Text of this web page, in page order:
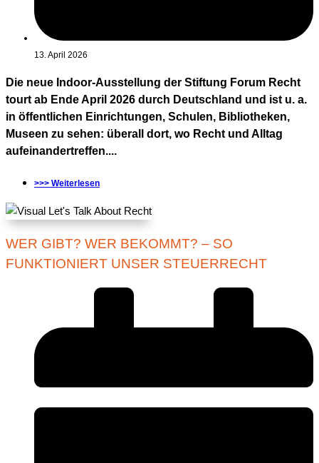
13. April 2026
Die neue Indoor-Ausstellung der Stiftung Forum Recht
tourt ab Ende April 2026 durch Deutschland und ist u. a.
in öffentlichen Einrichtungen, Schulen, Bibliotheken,
Museen zu sehen: überall dort, wo Recht und Alltag
aufeinandertreffen....
>>> Weiterlesen
WER GIBT? WER BEKOMMT? – SO
FUNKTIONIERT UNSER STEUERRECHT